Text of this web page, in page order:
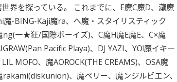
界を探っている。 これまでに、E魔C魔D、瀧魔
-BING-Kaji魔ra、ヘ魔・スタイリスティック
一★狂/国際ボーイズ)、C魔H魔E魔E、C×魔
Pacific Playa)、DJ YAZI、YO!魔イキー
MOFO、魔AOROCK(THE CREAMS)、OSA魔
、魔ペリー、魔ンジルビエン、